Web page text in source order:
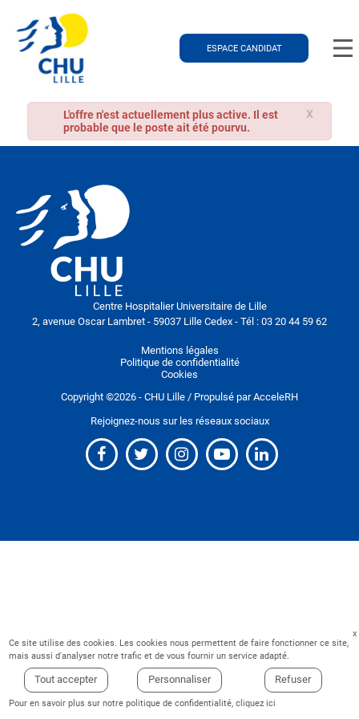
Ce site utilise des cookies. Les cookies nous permettent de faire fonctionner ce site,
mais aussi d'analyser notre trafic et de vous fournir un service adapté.
Tout accepter Personnaliser Refuser
Pour en savoir plus sur notre politique de confidentialité,cliquez ici
ESPACE CANDIDAT
X
L'offre n'est actuellement plus active. Il est
probable que le poste ait été pourvu.
Centre Hospitalier Universitaire de Lille
2, avenue Oscar Lambret - 59037 Lille Cedex - Tél : 03 20 44 59 62
Mentions légales
Politique de confidentialité
Cookies
Copyright ©2026 - CHU Lille / Propulsé parAcceleRH
Rejoignez-nous sur les réseaux sociaux